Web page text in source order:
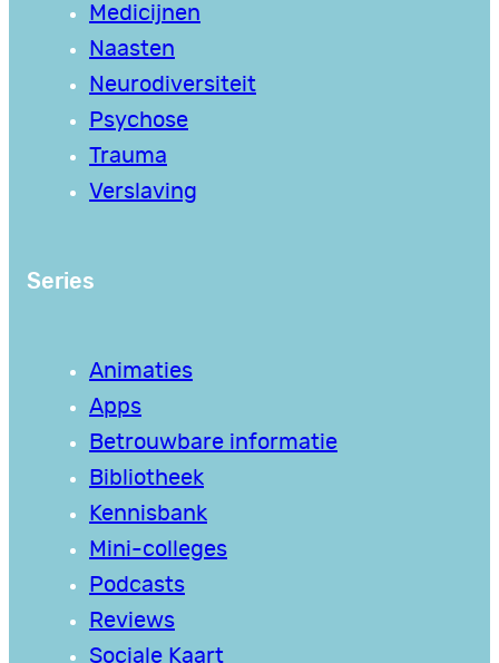
Medicijnen
Naasten
Neurodiversiteit
Psychose
Trauma
Verslaving
Series
Animaties
Apps
Betrouwbare informatie
Bibliotheek
Kennisbank
Mini-colleges
Podcasts
Reviews
Sociale Kaart